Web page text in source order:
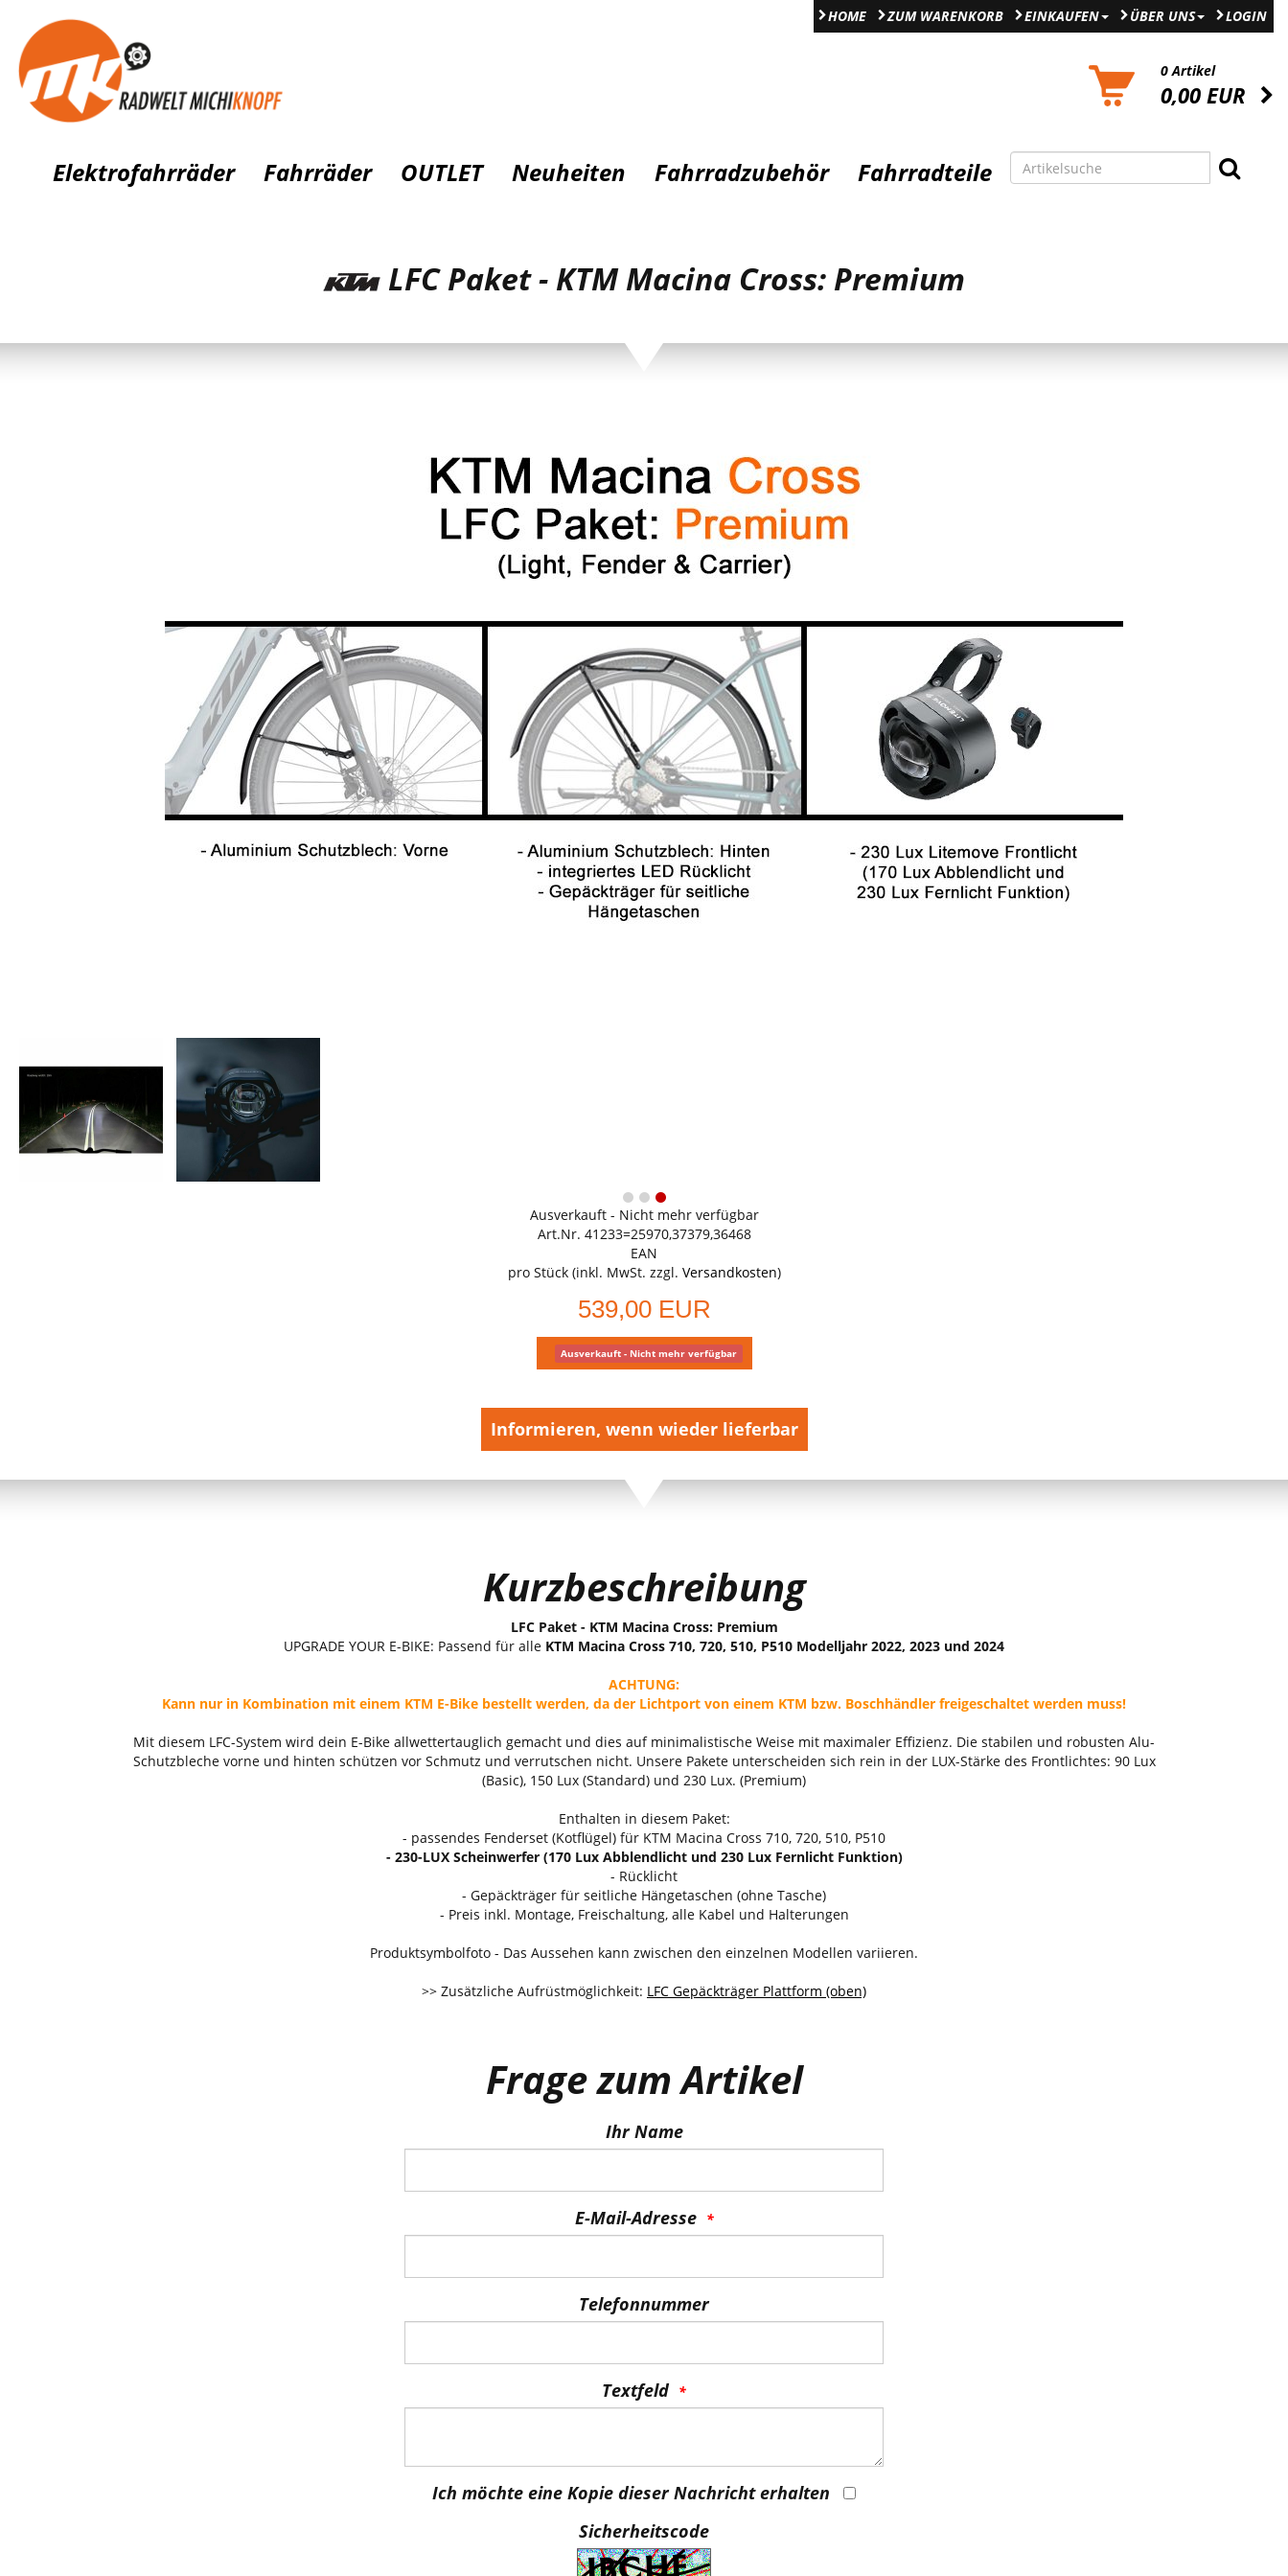
LOGIN
HOME ZUM WARENKORB EINKAUFEN ÜBER UNS
0 Artikel
0,00 EUR
Elektrofahrräder Fahrräder OUTLET Neuheiten Fahrradzubehör Fahrradteile
LFC Paket - KTM Macina Cross: Premium
Ausverkauft - Nicht mehr verfügbar
Art.Nr. 41233=25970,37379,36468
EAN
pro Stück (inkl. MwSt. zzgl. Versandkosten)
539,00 EUR
Ausverkauft - Nicht mehr verfügbar
Informieren, wenn wieder lieferbar
Kurzbeschreibung
LFC Paket - KTM Macina Cross: Premium
UPGRADE YOUR E-BIKE: Passend für alle KTM Macina Cross 710, 720, 510, P510 Modelljahr 2022, 2023 und 2024
ACHTUNG:
Kann nur in Kombination mit einem KTM E-Bike bestellt werden, da der Lichtport von einem KTM bzw. Boschhändler freigeschaltet werden muss!
Mit diesem LFC-System wird dein E-Bike allwettertauglich gemacht und dies auf minimalistische Weise mit maximaler Effizienz. Die stabilen und robusten Alu-
Schutzbleche vorne und hinten schützen vor Schmutz und verrutschen nicht. Unsere Pakete unterscheiden sich rein in der LUX-Stärke des Frontlichtes: 90 Lux
(Basic), 150 Lux (Standard) und 230 Lux. (Premium)
Enthalten in diesem Paket:
- passendes Fenderset (Kotflügel) für KTM Macina Cross 710, 720, 510, P510
- 230-LUX Scheinwerfer (170 Lux Abblendlicht und 230 Lux Fernlicht Funktion)
- Rücklicht
- Gepäckträger für seitliche Hängetaschen (ohne Tasche)
- Preis inkl. Montage, Freischaltung, alle Kabel und Halterungen
Produktsymbolfoto - Das Aussehen kann zwischen den einzelnen Modellen variieren.
>> Zusätzliche Aufrüstmöglichkeit: LFC Gepäckträger Plattform (oben)
Frage zum Artikel
Ihr Name
E-Mail-Adresse
Telefonnummer
Textfeld
Ich möchte eine Kopie dieser Nachricht erhalten
Sicherheitscode